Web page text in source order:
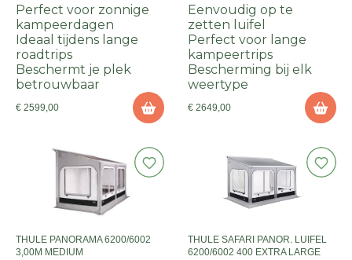
Perfect voor zonnige
kampeerdagen
Ideaal tijdens lange
roadtrips
Beschermt je plek
betrouwbaar
€ 2599,00
Eenvoudig op te
zetten luifel
Perfect voor lange
kampeertrips
Bescherming bij elk
weertype
€ 2649,00
THULE PANORAMA 6200/6002
3,00M MEDIUM
THULE SAFARI PANOR. LUIFEL
6200/6002 400 EXTRA LARGE